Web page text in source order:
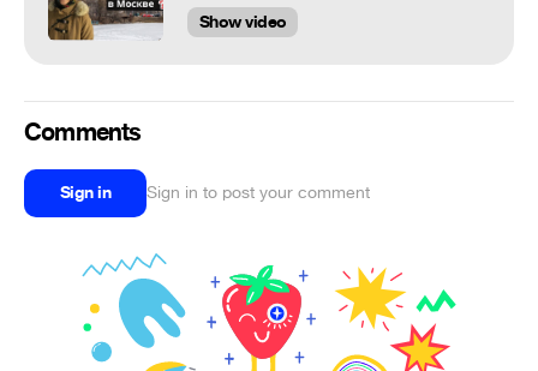
Show video
Comments
Sign in Sign in to post your comment